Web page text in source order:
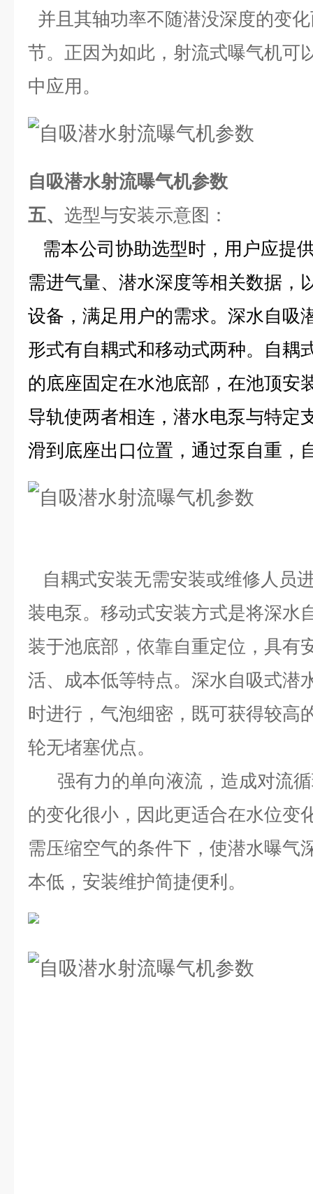
并且其轴功率不随潜没深度的变
节。正因为如此，射流式曝气机可
中应用。
自吸潜水射流曝气机参数
五、 选型与安装示意图 ：
需本公司协助选型时，用户应提
需进气量、潜水深度等相关数据，
设备，满足用户的需求。深水自吸
形式有自耦式和移动式两种。自耦
的底座固定在水池底部，在池顶安
导轨使两者相连，潜水电泵与特定
滑到底座出口位置，通过泵自重，
自耦式安装无需安装或维修人员
装电泵。移动式安装方式是将深水
装于池底部，依靠自重定位，具有
活、成本低等特点。深水自吸式潜
时进行，气泡细密，既可获得较高
轮无堵塞优点。
强有力的单向液流，造成对流循
的变化很小，因此更适合在水位变
需压缩空气的条件下，使潜水曝气
本低，安装维护简捷便利。